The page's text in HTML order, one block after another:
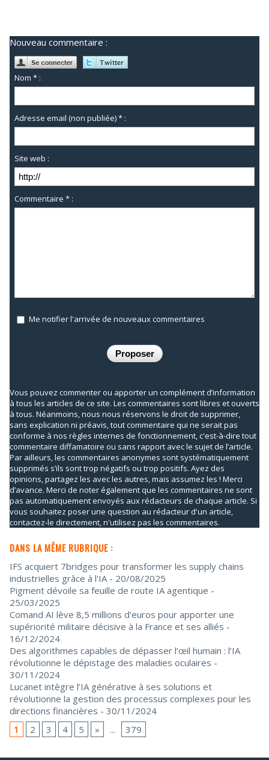
Nouveau commentaire :
Nom * :
Adresse email (non publiée) * :
Site web :
Commentaire * :
Me notifier l'arrivée de nouveaux commentaires
Vous pouvez commenter ou apporter un complément d’information
à tous les articles de ce site. Les commentaires sont libres et ouverts
à tous. Néanmoins, nous nous réservons le droit de supprimer,
sans explication ni préavis, tout commentaire qui ne serait pas
conforme à nos règles internes de fonctionnement, c'est-à-dire tout
commentaire diffamatoire ou sans rapport avec le sujet de l’article.
Par ailleurs, les commentaires anonymes sont systématiquement
supprimés s’ils sont trop négatifs ou trop positifs. Ayez des
opinions, partagez les avec les autres, mais assumez les ! Merci
d’avance. Merci de noter également que les commentaires ne sont
pas automatiquement envoyés aux rédacteurs de chaque article. Si
vous souhaitez poser une question au rédacteur d'un article,
contactez-le directement, n'utilisez pas les commentaires.
DANS LA MÊME RUBRIQUE :
IFS acquiert 7bridges pour transformer les supply chains
industrielles grâce à l'IA - 20/08/2025
Pigment dévoile sa feuille de route IA agentique -
25/03/2025
Comand AI lève 8,5 millions d'euros pour apporter une
supériorité militaire décisive à la France et ses alliés -
16/12/2024
Des algorithmes capables de dépasser l’œil humain : l’IA
révolutionne le dépistage des maladies oculaires -
30/11/2024
Lucanet intègre l’IA générative à ses solutions et
révolutionne la gestion des processus complexes pour les
directions financières - 30/11/2024
1
2 3 4 5 » ... 379